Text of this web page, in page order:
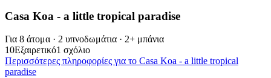
Casa Koa - a little tropical paradise
Για 8 άτομα · 2 υπνοδωμάτια · 2+ μπάνια
10Εξαιρετικό1 σχόλιο
Περισσότερες πληροφορίες για το Casa Koa - a little tropical
paradise